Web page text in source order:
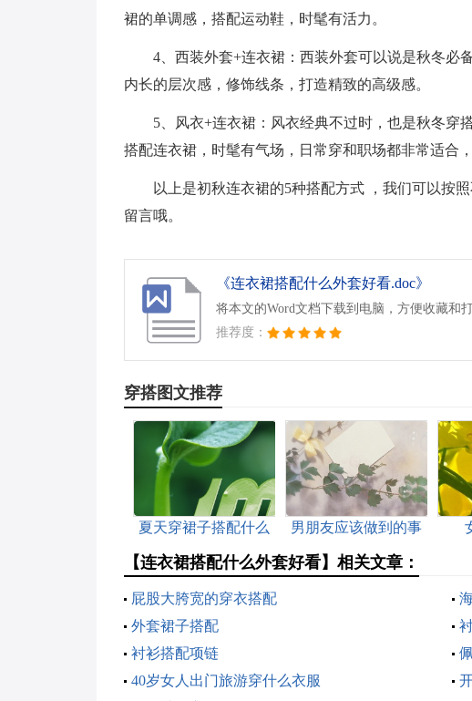
裙的单调感，搭配运动鞋，时髦有活力。
4、西装外套+连衣裙：西装外套可以说是秋冬必
内长的层次感，修饰线条，打造精致的高级感。
5、风衣+连衣裙：风衣经典不过时，也是秋冬穿
搭配连衣裙，时髦有气场，日常穿和职场都非常适合
以上是初秋连衣裙的5种搭配方式 ，我们可以按
留言哦。
《连衣裙搭配什么外套好看.doc》
将本文的Word文档下载到电脑，方便收藏和
推荐度：
穿搭图文推荐
夏天穿裙子搭配什么
男朋友应该做到的事
【连衣裙搭配什么外套好看】相关文章：
屁股大胯宽的穿衣搭配
外套裙子搭配
衬衫搭配项链
40岁女人出门旅游穿什么衣服